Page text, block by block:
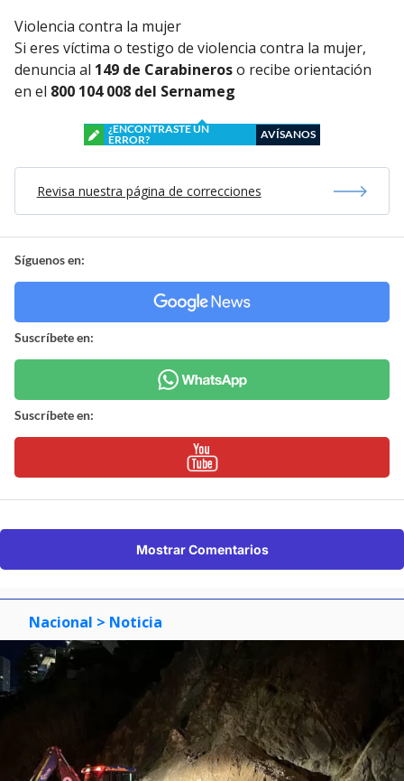
Violencia contra la mujer
Si eres víctima o testigo de violencia contra la mujer,
denuncia al 149 de Carabineroso recibe orientación
en el 800 104 008 del Sernameg
¿ENCONTRASTE UN
ERROR?
AVÍSANOS
Revisa nuestra página de correcciones
Síguenos en:
Suscríbete en:
Suscríbete en:
Mostrar Comentarios
Nacional > Noticia